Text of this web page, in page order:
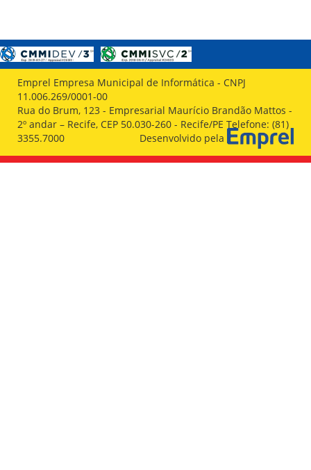
Emprel Empresa Municipal de Informática - CNPJ
11.006.269/0001-00
Rua do Brum, 123 - Empresarial Maurício Brandão Mattos -
2º andar – Recife, CEP 50.030-260 - Recife/PE Telefone: (81)
3355.7000
Desenvolvido pela